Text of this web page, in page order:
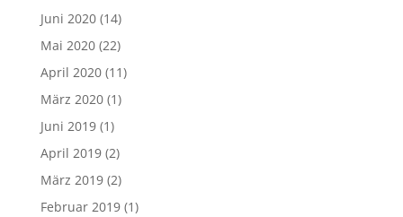
Juni 2020(14)
Mai 2020(22)
April 2020(11)
März 2020(1)
Juni 2019(1)
April 2019(2)
März 2019(2)
Februar 2019(1)